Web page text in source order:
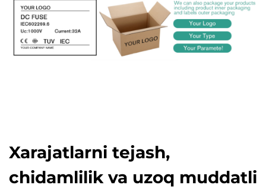
Xarajatlarni tejash,
chidamlilik va uzoq muddatli